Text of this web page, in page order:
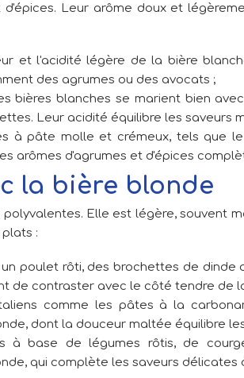
Leur arôme doux et
et l'acidité légère de la bière
des agrumes ou des avocats ;
bières blanches se marient bien
Leur acidité équilibre les saveurs
à pâte molle et crémeux, tels que
arômes d'agrumes et d'épices
la bière blonde
Elle est légère, souvent
:
poulet rôti, des brochettes de
de contraster avec le côté tendre de
comme les pâtes à la
dont la douceur maltée équilibre
à base de légumes rôtis, de
qui complète les saveurs délicates